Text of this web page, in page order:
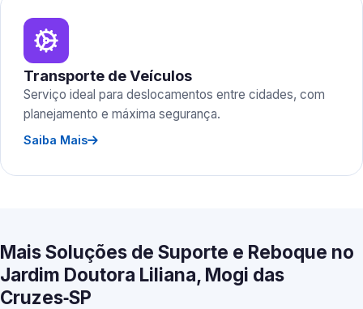
Transporte de Veículos
Serviço ideal para deslocamentos entre cidades, com
planejamento e máxima segurança.
Saiba Mais
Mais Soluções de Suporte e Reboque no
Jardim Doutora Liliana, Mogi das
Cruzes‑SP